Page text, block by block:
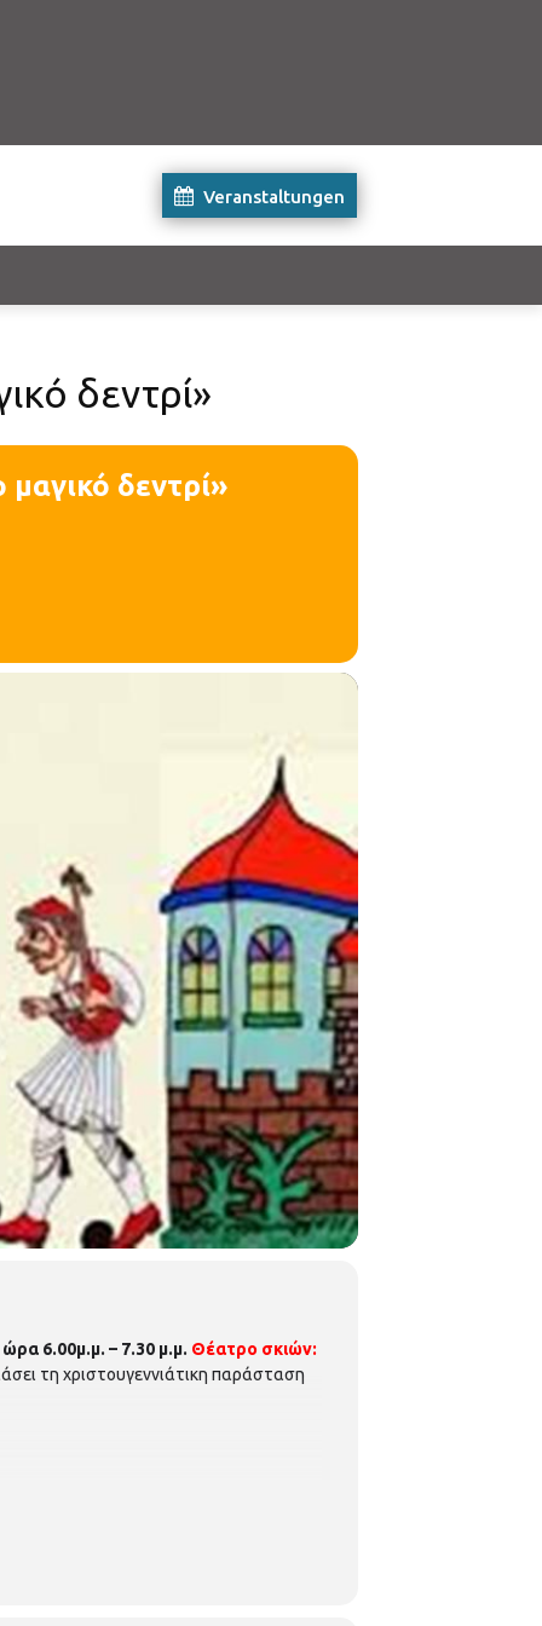
Veranstaltungen
δεντρί»
δεντρί»
6.00μ.μ. – 7.30 μ.μ. Θέατρο σκιών:
τη χριστουγεννιάτικη παράσταση